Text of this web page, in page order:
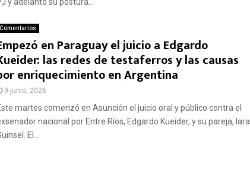
Comentarios
en Paraguay el juicio a Edgardo
las redes de testaferros y las causas
enriquecimiento en Argentina
9 junio, 2026
martes comenzó en Asunción el juicio oral y público contra el
nacional por Entre Ríos, Edgardo Kueider, y su pareja, Iara
El...